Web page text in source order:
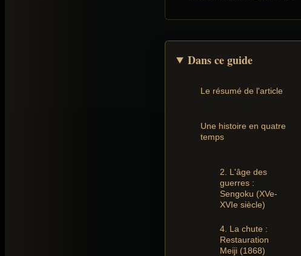
Dans ce guide
Le résumé de l'article
Une histoire en quatre
temps
2. L'âge des
guerres :
Sengoku (XVe-
XVIe siècle)
4. La chute :
Restauration
Meiji (1868)